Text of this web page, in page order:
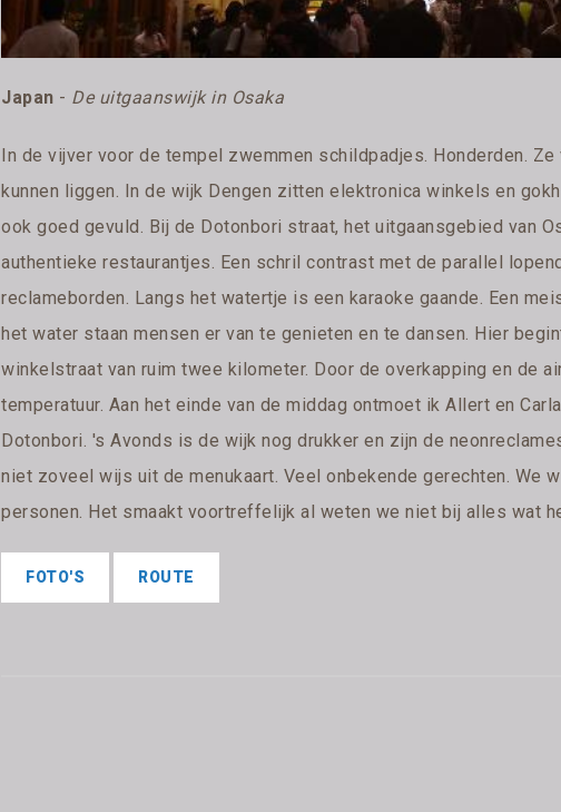
Japan - De uitgaanswijk in Osaka
In de vijver voor de tempel zwemmen schildpadjes. Honderden.
kunnen liggen. In de wijk Dengen zitten elektronica winkels en
ook goed gevuld. Bij de Dotonbori straat, het uitgaansgebied van
authentieke restaurantjes. Een schril contrast met de parallel
reclameborden. Langs het watertje is een karaoke gaande. Een
het water staan mensen er van te genieten en te dansen. Hier
winkelstraat van ruim twee kilometer. Door de overkapping en de
temperatuur. Aan het einde van de middag ontmoet ik Allert en
Dotonbori. 's Avonds is de wijk nog drukker en zijn de
niet zoveel wijs uit de menukaart. Veel onbekende gerechten. We
personen. Het smaakt voortreffelijk al weten we niet bij alles wat
FOTO'S ROUTE